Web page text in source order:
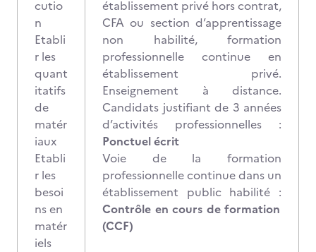
cutio
n
Etabli
r les
quant
itatifs
de
matér
iaux
Etabli
r les
besoi
ns en
matér
iels
établissement privé hors contrat,
CFA ou section d’apprentissage
non habilité, formation
professionnelle continue en
établissement privé.
Enseignement à distance.
Candidats justifiant de 3 années
d’activités professionnelles :
Ponctuel écrit
Voie de la formation
professionnelle continue dans un
établissement public habilité :
Contrôle en cours de formation
(CCF)